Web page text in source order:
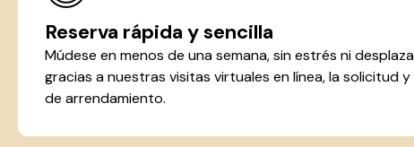
Reserva rápida y sencilla
Múdese en menos de una semana, sin estrés ni
gracias a nuestras visitas virtuales en línea, la solicitud
de arrendamiento.